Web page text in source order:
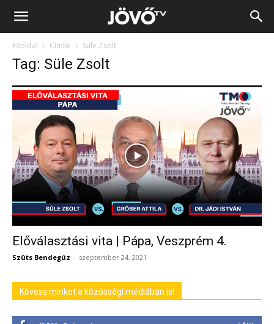
Jövő
Főoldal Címke Süle Zsolt
Tag: Süle Zsolt
Előválasztási vita | Pápa, Veszprém 4.
Szüts Bendegúz - szeptember 24, 2021
Kövess minket a közösségi médiában is!